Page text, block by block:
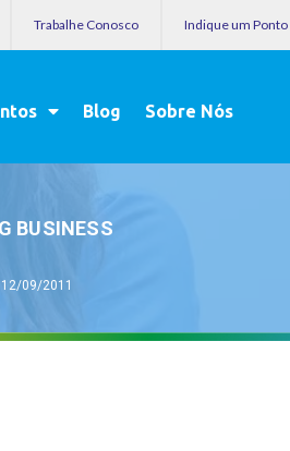
Trabalhe Conosco Indique um Ponto
Blog Sobre Nós
BUSINESS
12/09/2011